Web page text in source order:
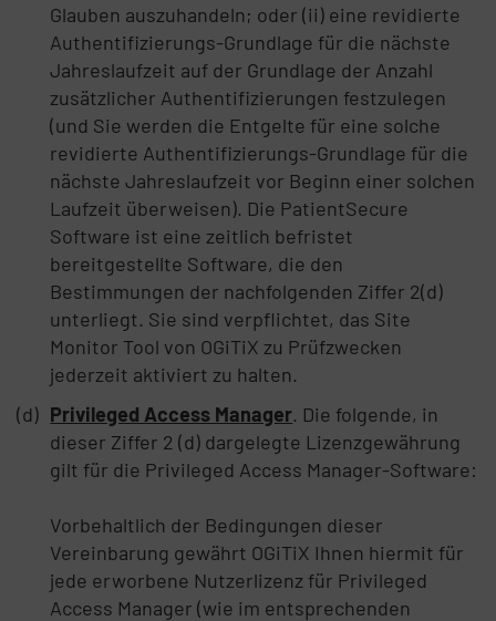
Glauben auszuhandeln; oder (ii) eine revidierte
Authentifizierungs-Grundlage für die nächste
Jahreslaufzeit auf der Grundlage der Anzahl
zusätzlicher Authentifizierungen festzulegen
(und Sie werden die Entgelte für eine solche
revidierte Authentifizierungs-Grundlage für die
nächste Jahreslaufzeit vor Beginn einer solchen
Laufzeit überweisen). Die PatientSecure
Software ist eine zeitlich befristet
bereitgestellte Software, die den
Bestimmungen der nachfolgenden Ziffer 2(d)
unterliegt. Sie sind verpflichtet, das Site
Monitor Tool von OGiTiX zu Prüfzwecken
jederzeit aktiviert zu halten.
Privileged Access Manager. Die folgende, in
dieser Ziffer 2 (d) dargelegte Lizenzgewährung
gilt für die Privileged Access Manager-Software:
Vorbehaltlich der Bedingungen dieser
Vereinbarung gewährt OGiTiX Ihnen hiermit für
jede erworbene Nutzerlizenz für Privileged
Access Manager (wie im entsprechenden